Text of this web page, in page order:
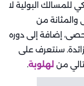
للمسالك البولية لا
والمثانة من
إضافة إلى دوره
سنتعرف على
من لهلوبة.